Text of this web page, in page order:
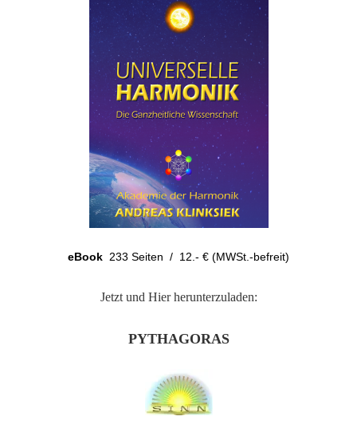
eBook 233 Seiten / 12.- € (MWSt.-befreit)
Jetzt und Hier herunterzuladen:
PYTHAGORAS